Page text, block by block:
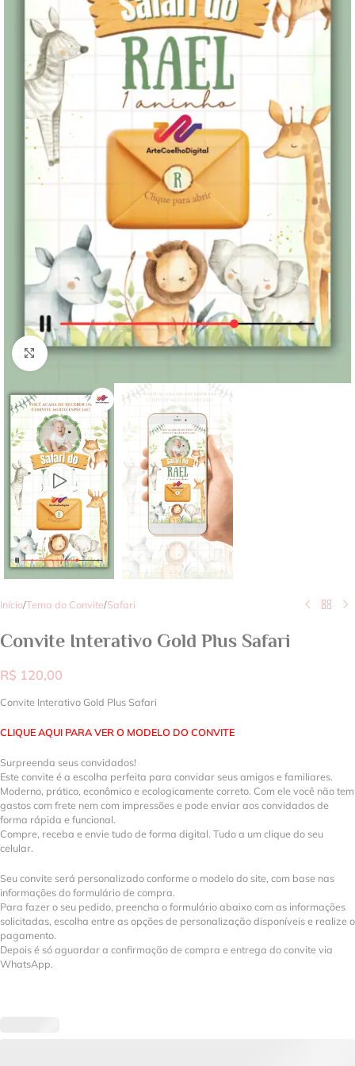
Clique para ampliar
Início/Tema do Convite/Safari
Convite Interativo Gold Plus Safari
R$ 120,00
Convite Interativo Gold Plus Safari
CLIQUE AQUI PARA VER O MODELO DO CONVITE
Surpreenda seus convidados!
Este convite é a escolha perfeita para convidar seus amigos e familiares.
Moderno, prático, econômico e ecologicamente correto. Com ele você não tem
gastos com frete nem com impressões e pode enviar aos convidados de
forma rápida e funcional.
Compre, receba e envie tudo de forma digital. Tudo a um clique do seu
celular.
Seu convite será personalizado conforme o modelo do site, com base nas
informações do formulário de compra.
Para fazer o seu pedido, preencha o formulário abaixo com as informações
solicitadas, escolha entre as opções de personalização disponíveis e realize o
pagamento.
Depois é só aguardar a confirmação de compra e entrega do convite via
WhatsApp.